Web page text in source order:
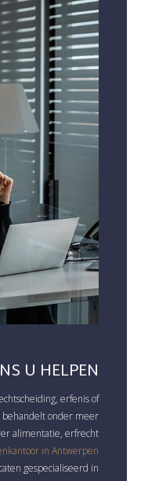
U HELPEN
erfenis of
behandelt onder meer
alimentatie, erfrecht
in Antwerpen
gespecialiseerd in